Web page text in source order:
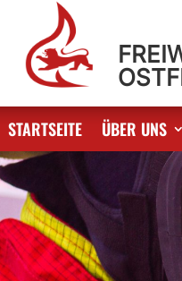
STARTSEITE ÜBER UNS